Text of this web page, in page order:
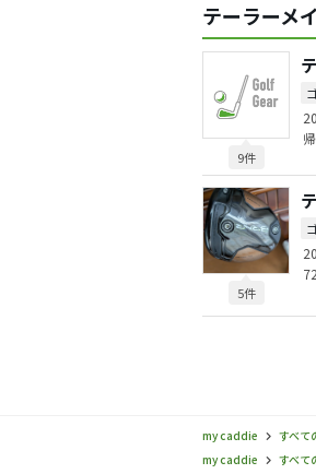
テーラーメ
9件
5件
my caddie すべて
my caddie
すべて